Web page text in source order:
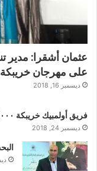
عثمان أشقرا: مدير
على مهرجان خريبكة
ديسمبر 16, 2018
فريق أولمبيك خريبكة ٠٠٠الإدمان على الهزيمة
ديسمبر 24, 2018